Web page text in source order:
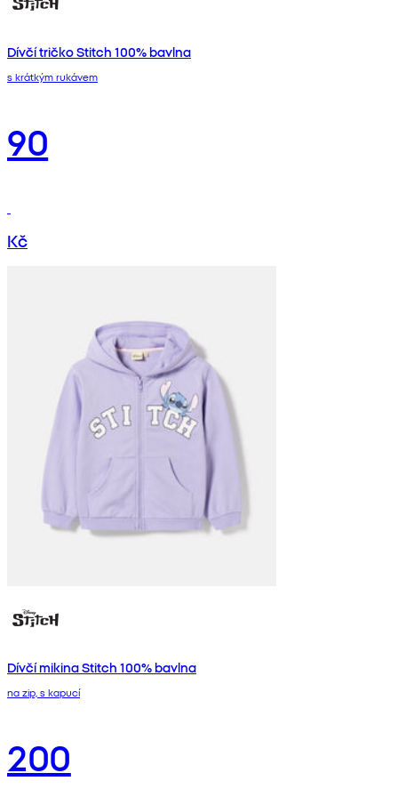
Dívčí tričko Stitch 100% bavlna
s krátkým rukávem
90
Kč
Dívčí mikina Stitch 100% bavlna
na zip, s kapucí
200